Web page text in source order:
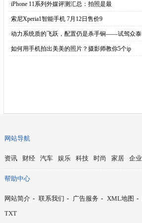
·iPhone 11系列外媒评测汇总：拍照是最
·索尼Xperia1智能手机 7月12日售价9
·动力系统质的飞跃，配置仍是杀手锏——试驾众泰
·如何用手机拍出美美的照片？摄影师教你5个ip
网站导航
资讯 财经 汽车 娱乐 科技 时尚 家居 企业
帮助中心
网站简介 - 联系我们 - 广告服务 - XML地图 -
TXT